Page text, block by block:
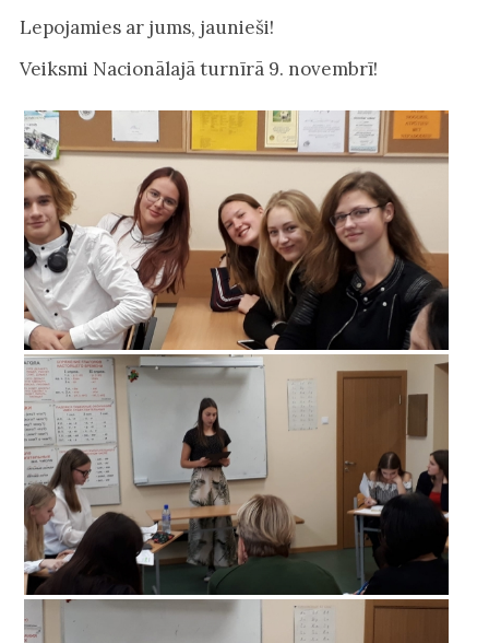
Lepojamies ar jums, jaunieši!
Veiksmi Nacionālajā turnīrā 9. novembrī!